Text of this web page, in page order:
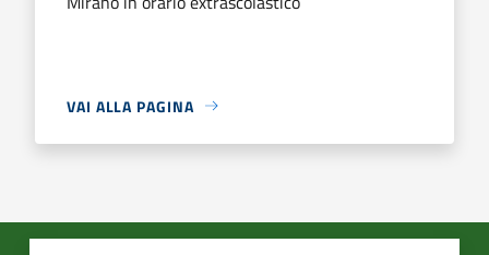
VAI ALLA PAGINA